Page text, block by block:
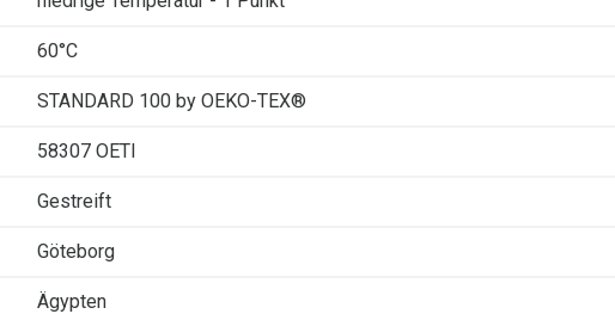
60°C
STANDARD 100 by OEKO-TEX®
58307 OETI
Gestreift
Göteborg
Ägypten